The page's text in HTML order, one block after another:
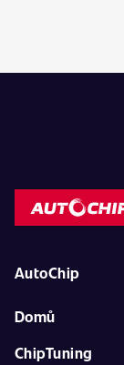
AutoChip
Domů
ChipTuning